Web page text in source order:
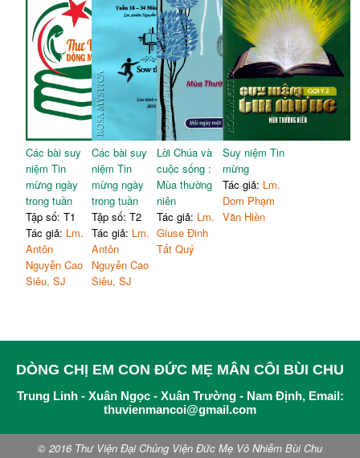
Các bài suy
niệm Tin
mừng ngày
trong tuần
Tập số: T1
Tác giả: Lm.
Antôn
Nguyễn Cao
Siêu, SJ
Các bài suy
niệm Tin
mừng ngày
trong tuần
Tập số: T2
Tác giả: Lm.
Antôn
Nguyễn Cao
Siêu, SJ
Lời Chúa và
cuộc sống :
Mùa thường
niên
Tác giả: Lm.
Giuse Đinh
Tất Quý
Suy niệm Tin
mừng
Tác giả: Lm.
Dom Phạm
Văn Hiền
DÒNG CHỊ EM CON ĐỨC MẸ MÂN CÔI BÙI CHU
Trung Linh - Xuân Ngọc - Xuân Trường - Nam Định, Email:
thuvienmancoi@gmail.com
© 2016 Thư Viện Đại Chủng Viện Đức Mẹ Vô Nhiễm Bùi Chu